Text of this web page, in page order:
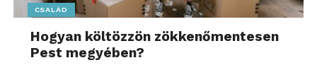
CSALÁD
Hogyan költözzön zökkenőmentesen
Pest megyében?